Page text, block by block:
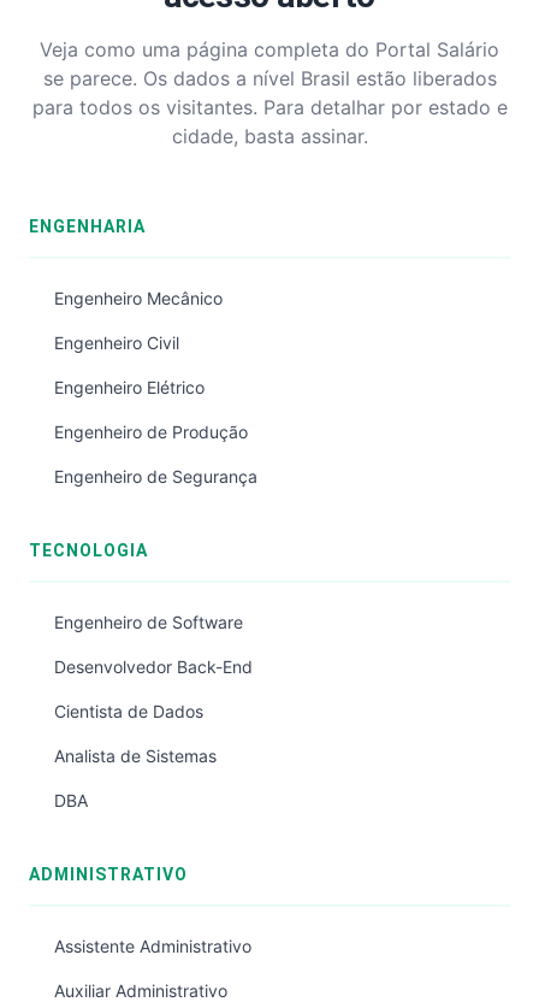
Veja como uma página completa do Portal Salário
se parece. Os dados a nível Brasil estão liberados
para todos os visitantes. Para detalhar por estado e
cidade, basta assinar.
ENGENHARIA
Engenheiro Mecânico
Engenheiro Civil
Engenheiro Elétrico
Engenheiro de Produção
Engenheiro de Segurança
TECNOLOGIA
Engenheiro de Software
Desenvolvedor Back-End
Cientista de Dados
Analista de Sistemas
DBA
ADMINISTRATIVO
Assistente Administrativo
Auxiliar Administrativo